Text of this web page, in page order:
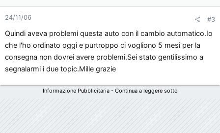
24/11/06 #3
Quindi aveva problemi questa auto con il cambio automatico.Io
che l'ho ordinato oggi e purtroppo ci vogliono 5 mesi per la
consegna non dovrei avere problemi.Sei stato gentilissimo a
segnalarmi i due topic.Mille grazie
Informazione Pubblicitaria - Continua a leggere sotto